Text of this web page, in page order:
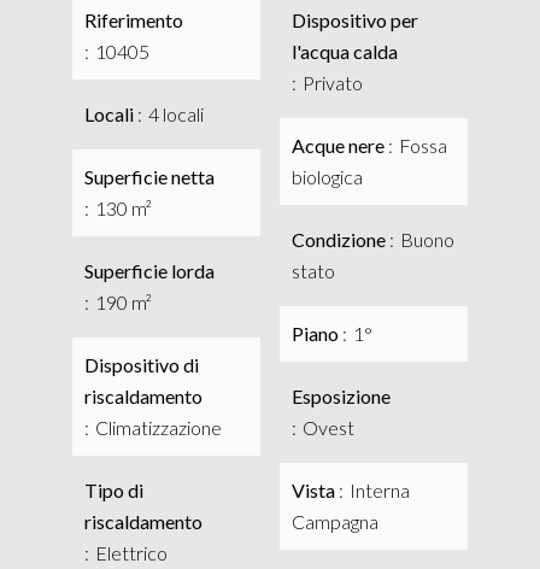
Riferimento
10405
Locali 4 locali
Superficie netta
130 m²
Superficie lorda
190 m²
Dispositivo di
riscaldamento
Climatizzazione
Tipo di
riscaldamento
Elettrico
Dispositivo per
l'acqua calda
Privato
Acque nere
Fossa
biologica
Condizione
Buono
stato
Piano 1°
Esposizione
Ovest
Vista
Interna
Campagna